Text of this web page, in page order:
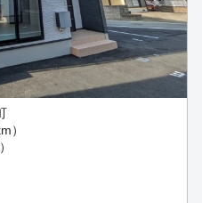
）